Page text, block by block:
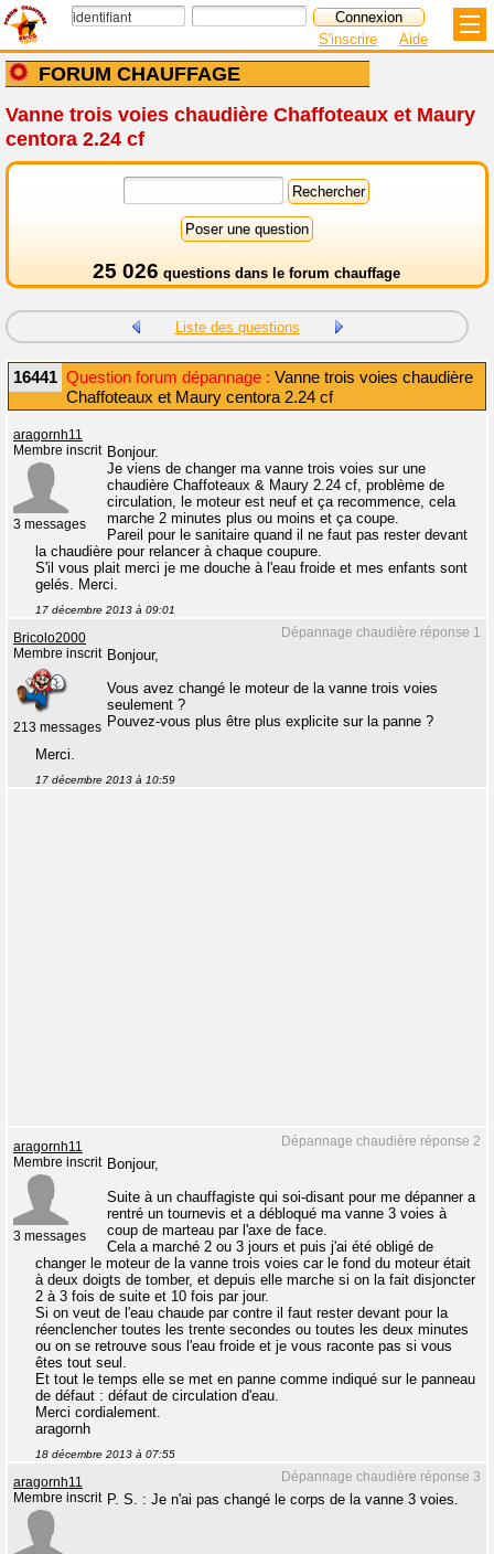
FORUM CHAUFFAGE
S'inscrire Aide
Vanne trois voies chaudière Chaffoteaux et Maury
centora 2.24 cf
25 026 questions dans le forum chauffage
Liste des questions
16441 Question forum dépannage : Vanne trois voies chaudière
Chaffoteaux et Maury centora 2.24 cf
aragornh11
Membre inscrit
3 messages
Bonjour.
Je viens de changer ma vanne trois voies sur une
chaudière Chaffoteaux & Maury 2.24 cf, problème de
circulation, le moteur est neuf et ça recommence, cela
marche 2 minutes plus ou moins et ça coupe.
Pareil pour le sanitaire quand il ne faut pas rester devant
la chaudière pour relancer à chaque coupure.
S'il vous plait merci je me douche à l'eau froide et mes enfants sont
gelés. Merci.
17 décembre 2013 à 09:01
Dépannage chaudière réponse 1
Bricolo2000
Membre inscrit
213 messages
Bonjour,
Vous avez changé le moteur de la vanne trois voies
seulement ?
Pouvez-vous plus être plus explicite sur la panne ?
Merci.
17 décembre 2013 à 10:59
Dépannage chaudière réponse 2
aragornh11
Membre inscrit
3 messages
Bonjour,
Suite à un chauffagiste qui soi-disant pour me dépanner a
rentré un tournevis et a débloqué ma vanne 3 voies à
coup de marteau par l'axe de face.
Cela a marché 2 ou 3 jours et puis j'ai été obligé de
changer le moteur de la vanne trois voies car le fond du moteur était
à deux doigts de tomber, et depuis elle marche si on la fait disjoncter
2 à 3 fois de suite et 10 fois par jour.
Si on veut de l'eau chaude par contre il faut rester devant pour la
réenclencher toutes les trente secondes ou toutes les deux minutes
ou on se retrouve sous l'eau froide et je vous raconte pas si vous
êtes tout seul.
Et tout le temps elle se met en panne comme indiqué sur le panneau
de défaut : défaut de circulation d'eau.
Merci cordialement.
aragornh
18 décembre 2013 à 07:55
Dépannage chaudière réponse 3
aragornh11
Membre inscrit P. S. : Je n'ai pas changé le corps de la vanne 3 voies.